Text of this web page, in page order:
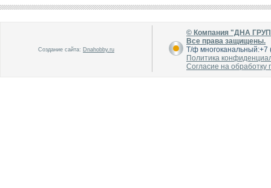
Создание сайта: Dnahobby.ru
© Компания "ДНА
Все права защищены.
Т/ф
Политика
Согласие на